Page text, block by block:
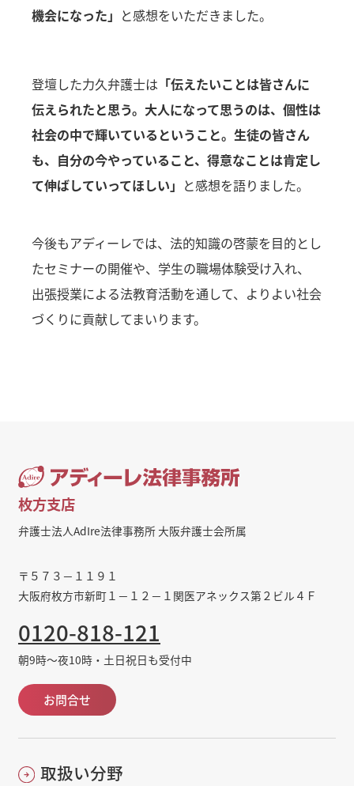
機会になった」 と感想をいただきました。
登壇した力久弁護士は 「伝えたいことは皆さんに
伝えられたと思う。大人になって思うのは、個性は
社会の中で輝いているということ。生徒の皆さん
も、自分の今やっていること、得意なことは肯定し
て伸ばしていってほしい」 と感想を語りました。
今後もアディーレでは、法的知識の啓蒙を目的とし
たセミナーの開催や、学生の職場体験受け入れ、
出張授業による法教育活動を通して、よりよい社会
づくりに貢献してまいります。
枚方支店
弁護士法人AdIre法律事務所 大阪弁護士会所属
〒５７３－１１９１
大阪府枚方市新町１－１２－１関医アネックス第２ビル４Ｆ
0120-818-121
朝9時～夜10時・土日祝日も受付中
お問合せ
取扱い分野